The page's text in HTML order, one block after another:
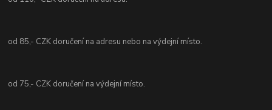
od 85,- CZK doručení na adresu nebo na výdejní místo.
od 75,- CZK doručení na výdejní místo.